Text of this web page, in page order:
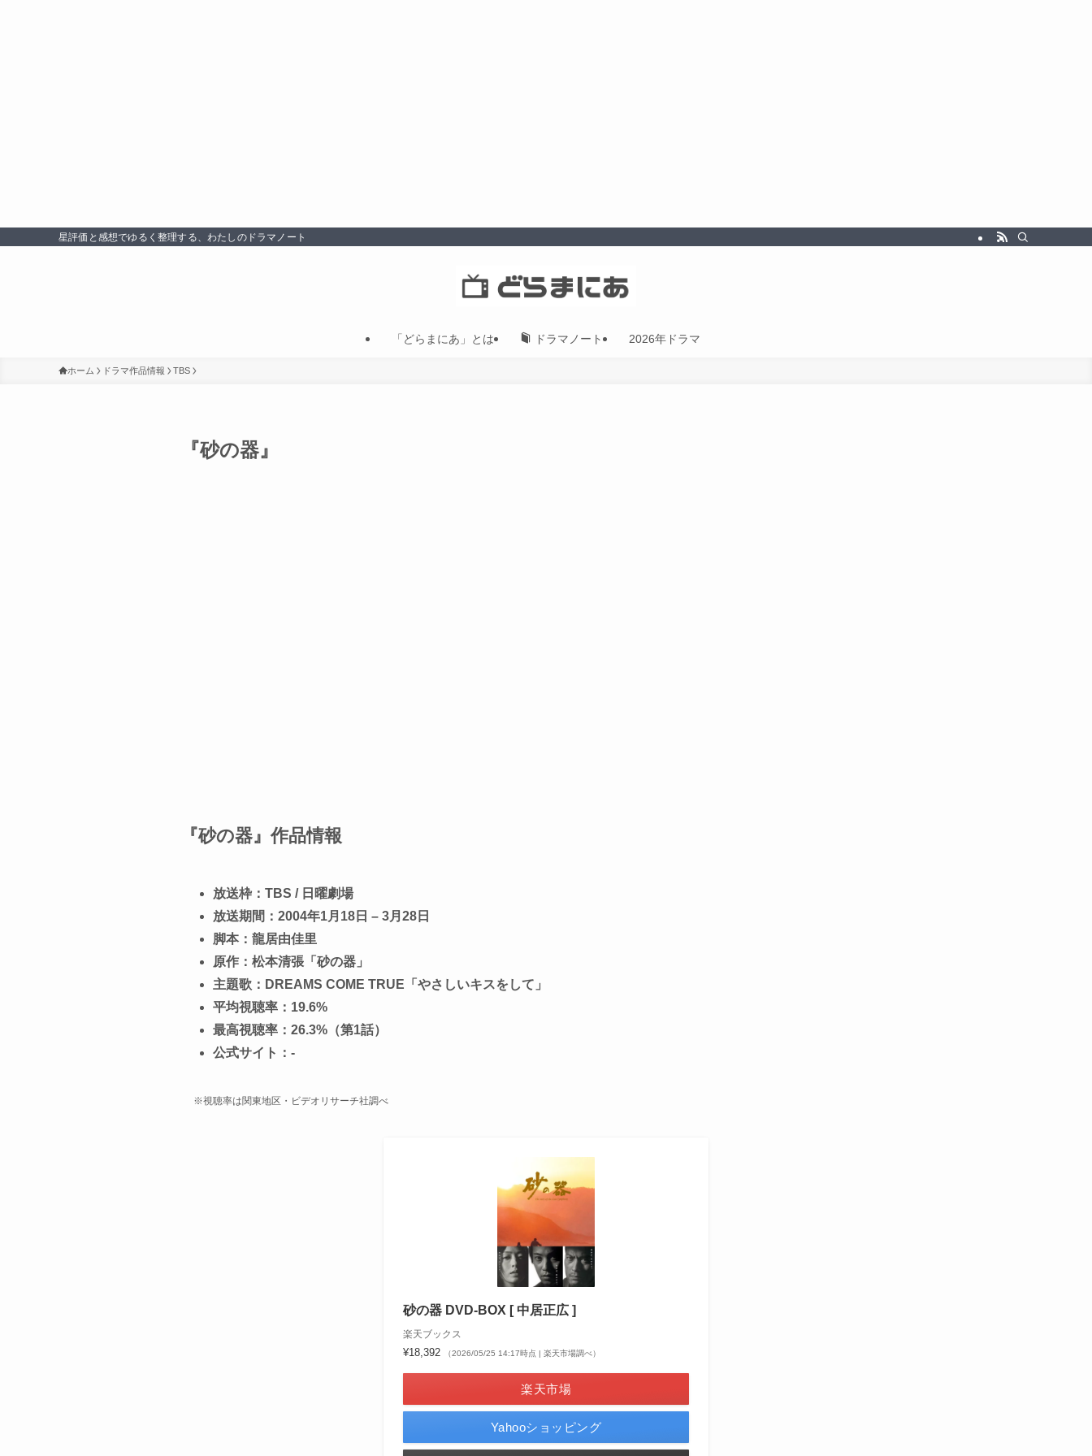
星評価と感想でゆるく整理する、わたしのドラマノート
「どらまにあ」とは ドラマノート 2026年ドラマ
ホーム ドラマ作品情報 TBS
『砂の器』
『砂の器』作品情報
放送枠：TBS / 日曜劇場
放送期間：2004年1月18日 – 3月28日
脚本：龍居由佳里
原作：松本清張「砂の器」
主題歌：DREAMS COME TRUE「やさしいキスをして」
平均視聴率：19.6%
最高視聴率：26.3%（第1話）
公式サイト：-
※視聴率は関東地区・ビデオリサーチ社調べ
砂の器 DVD-BOX [ 中居正広 ]
楽天ブックス
¥18,392 （2026/05/25 14:17時点 | 楽天市場調べ）
楽天市場
Yahooショッピング